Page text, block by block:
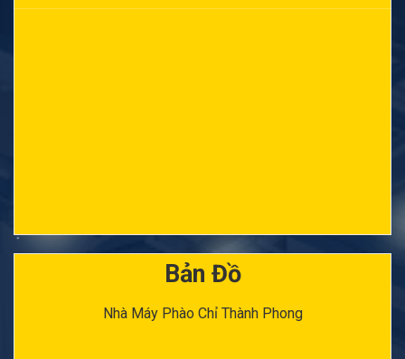
Bản Đồ
Nhà Máy Phào Chỉ Thành Phong